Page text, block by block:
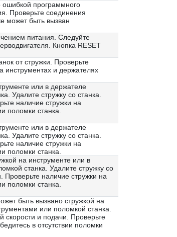
ошибкой программного
Проверьте соединения
может быть вызван
питания. Следуйте
Кнопка RESET
от стружки. Проверьте
инструментах и держателях
или в держателе
Удалите стружку со станка.
наличие стружки на
поломки станка.
или в держателе
Удалите стружку со станка.
наличие стружки на
поломки станка.
на инструменте или в
станка. Удалите стружку со
наличие стружки на
поломки станка.
быть вызвано стружкой на
или поломкой станка.
скорости и подачи. Проверьте
в отсутствии поломки